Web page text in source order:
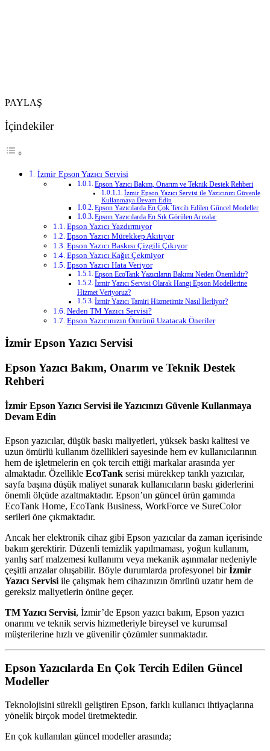
PAYLAŞ
İçindekiler
İzmir Epson Yazıcı Servisi
Epson Yazıcı Bakım, Onarım ve Teknik Destek Rehberi
İzmir Epson Yazıcı Servisi ile Yazıcınızı Güvenle
Kullanmaya Devam Edin
Epson Yazıcılarda En Çok Tercih Edilen Güncel Modeller
Epson Yazıcılarda En Sık Görülen Arızalar
Epson Yazıcı Yazdırmıyor
Epson Yazıcı Mürekkep Akıtıyor
Epson Yazıcı Baskısı Çizgili Çıkıyor
Epson Yazıcı Kağıt Çekmiyor
Epson Yazıcı Hata Veriyor
Epson EcoTank Yazıcıların Bakımı Neden Önemlidir?
İzmir Yazıcı Servisi Olarak Hangi Epson Modellerine
Hizmet Veriyoruz?
İzmir Yazıcı Tamiri Hizmetimiz Nasıl İlerliyor?
Neden TM Yazıcı Servisi?
Epson Yazıcınızın Ömrünü Uzatacak Öneriler
İzmir Epson Yazıcı Servisi
Epson Yazıcı Bakım, Onarım ve Teknik Destek
Rehberi
İzmir Epson Yazıcı Servisi ile Yazıcınızı Güvenle Kullanmaya
Devam Edin
Epson yazıcılar, düşük baskı maliyetleri, yüksek baskı kalitesi ve
uzun ömürlü kullanım özellikleri sayesinde hem ev kullanıcılarının
hem de işletmelerin en çok tercih ettiği markalar arasında yer
almaktadır. Özellikle EcoTank serisi mürekkep tanklı yazıcılar,
sayfa başına düşük maliyet sunarak kullanıcıların baskı giderlerini
önemli ölçüde azaltmaktadır. Epson’un güncel ürün gamında
EcoTank Home, EcoTank Business, WorkForce ve SureColor
serileri öne çıkmaktadır.
Ancak her elektronik cihaz gibi Epson yazıcılar da zaman içerisinde
bakım gerektirir. Düzenli temizlik yapılmaması, yoğun kullanım,
yanlış sarf malzemesi kullanımı veya mekanik aşınmalar nedeniyle
çeşitli arızalar oluşabilir. Böyle durumlarda profesyonel birİzmir
Yazıcı Servisi ile çalışmak hem cihazınızın ömrünü uzatır hem de
gereksiz maliyetlerin önüne geçer.
TM Yazıcı Servisi, İzmir’de Epson yazıcı bakım, Epson yazıcı
onarımı ve teknik servis hizmetleriyle bireysel ve kurumsal
müşterilerine hızlı ve güvenilir çözümler sunmaktadır.
Epson Yazıcılarda En Çok Tercih Edilen Güncel
Modeller
Teknolojisini sürekli geliştiren Epson, farklı kullanıcı ihtiyaçlarına
yönelik birçok model üretmektedir.
En çok kullanılan güncel modeller arasında;